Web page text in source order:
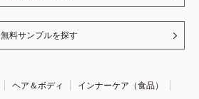
無料サンプルを探す
ヘア＆ボディ
インナーケア（食品）